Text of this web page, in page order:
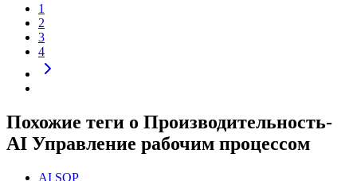
1
2
3
4
Похожие теги о Производительность-
AI Управление рабочим процессом
AI SOP